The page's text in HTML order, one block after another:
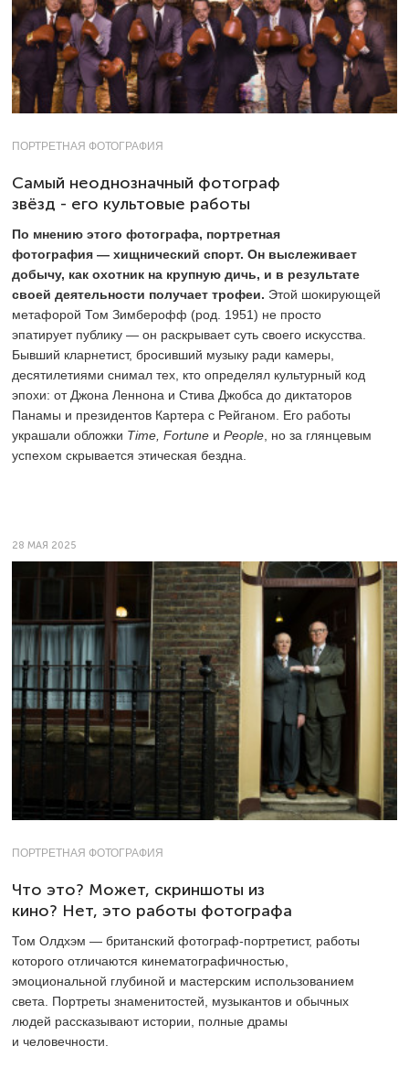
ПОРТРЕТНАЯ ФОТОГРАФИЯ
Самый неоднозначный фотограф
звёзд - его культовые работы
По мнению этого фотографа, портретная
фотография — хищнический спорт. Он выслеживает
добычу, как охотник на крупную дичь, и в результате
своей деятельности получает трофеи. Этой шокирующей
метафорой Том Зимберофф (род. 1951) не просто
эпатирует публику — он раскрывает суть своего искусства.
Бывший кларнетист, бросивший музыку ради камеры,
десятилетиями снимал тех, кто определял культурный код
эпохи: от Джона Леннона и Стива Джобса до диктаторов
Панамы и президентов Картера с Рейганом. Его работы
украшали обложки Time, Fortune и People, но за глянцевым
успехом скрывается этическая бездна.
28 МАЯ 2025
ПОРТРЕТНАЯ ФОТОГРАФИЯ
Что это? Может, скриншоты из
кино? Нет, это работы фотографа
Том Олдхэм — британский фотограф-портретист, работы
которого отличаются кинематографичностью,
эмоциональной глубиной и мастерским использованием
света. Портреты знаменитостей, музыкантов и обычных
людей рассказывают истории, полные драмы
и человечности.